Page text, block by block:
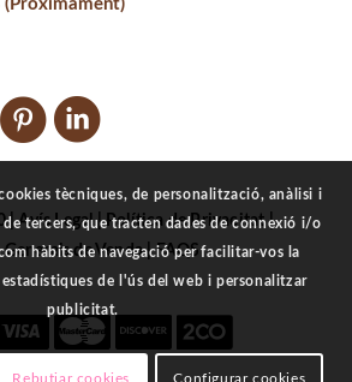
(Pròximament)
|Avís Legal|Política de Privacitat|
de Venda|FAQS
tècniques, de personalització, anàlisi i
tercers, que tracten dades de connexió i/o
hàbits de navegació per facilitar-vos la
de l'ús del web i personalitzar
publicitat.
Rebutjar cookies Configurar cookies